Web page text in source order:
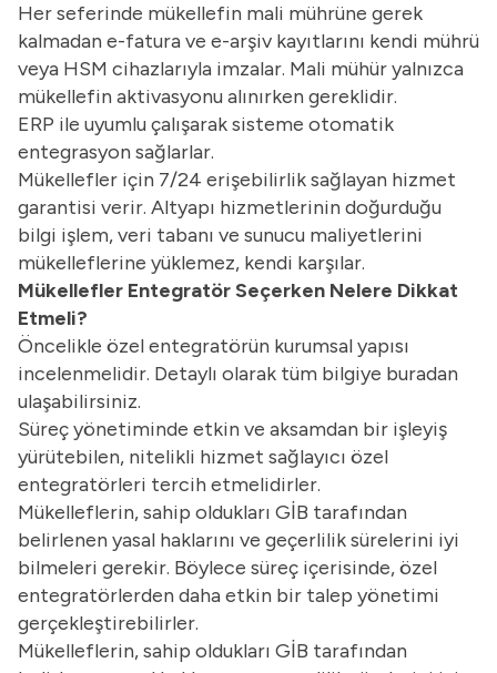
Her seferinde mükellefin mali mührüne gerek
kalmadan e-fatura ve e-arşiv kayıtlarını kendi mührü
veya HSM cihazlarıyla imzalar. Mali mühür yalnızca
mükellefin aktivasyonu alınırken gereklidir.
ERP ile uyumlu çalışarak sisteme otomatik
entegrasyon sağlarlar.
Mükellefler için 7/24 erişebilirlik sağlayan hizmet
garantisi verir. Altyapı hizmetlerinin doğurduğu
bilgi işlem, veri tabanı ve sunucu maliyetlerini
mükelleflerine yüklemez, kendi karşılar.
Mükellefler Entegratör Seçerken Nelere Dikkat
Etmeli?
Öncelikle özel entegratörün kurumsal yapısı
incelenmelidir. Detaylı olarak tüm bilgiye buradan
ulaşabilirsiniz.
Süreç yönetiminde etkin ve aksamdan bir işleyiş
yürütebilen, nitelikli hizmet sağlayıcı özel
entegratörleri tercih etmelidirler.
Mükelleflerin, sahip oldukları GİB tarafından
belirlenen yasal haklarını ve geçerlilik sürelerini iyi
bilmeleri gerekir. Böylece süreç içerisinde, özel
entegratörlerden daha etkin bir talep yönetimi
gerçekleştirebilirler.
Mükelleflerin, sahip oldukları GİB tarafından